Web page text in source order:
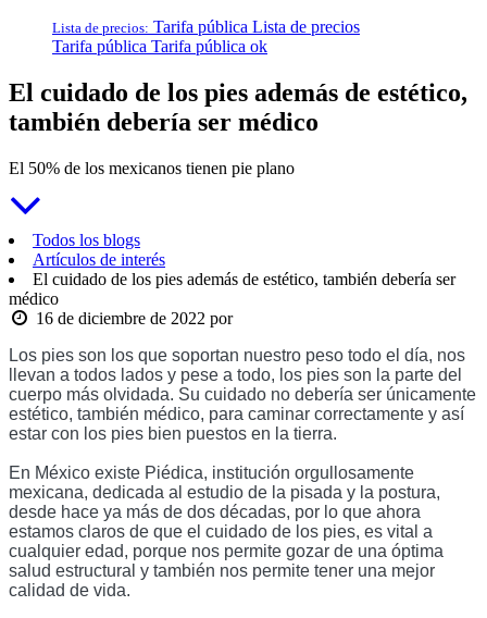
Lista de precios: Tarifa pública Lista de precios
Tarifa pública Tarifa pública ok
El cuidado de los pies además de estético,
también debería ser médico
El 50% de los mexicanos tienen pie plano
Todos los blogs
Artículos de interés
El cuidado de los pies además de estético, también debería ser
médico
16 de diciembre de 2022 por
Los pies son los que soportan nuestro peso todo el día, nos
llevan a todos lados y pese a todo, los pies son la parte del
cuerpo más olvidada. Su cuidado no debería ser únicamente
estético, también médico, para caminar correctamente y así
estar con los pies bien puestos en la tierra.
En México existe Piédica, institución orgullosamente
mexicana, dedicada al estudio de la pisada y la postura,
desde hace ya más de dos décadas, por lo que ahora
estamos claros de que el cuidado de los pies, es vital a
cualquier edad, porque nos permite gozar de una óptima
salud estructural y también nos permite tener una mejor
calidad de vida.